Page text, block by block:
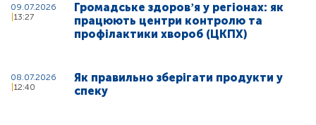
09.07.2026
13:27
Громадське здоровʼя у регіонах: як
працюють центри контролю та
профілактики хвороб (ЦКПХ)
08.07.2026
12:40
Як правильно зберігати продукти у
спеку